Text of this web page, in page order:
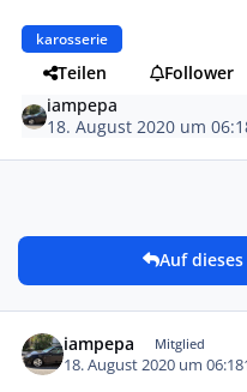
karosserie
Teilen
Follower
iampepa
18. August 2020 um
Auf
iampepa Mitglied
18. August 2020 um 06:18